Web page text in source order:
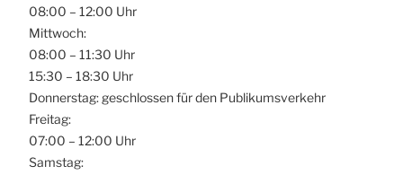
08:00 – 12:00 Uhr
Mittwoch:
08:00 – 11:30 Uhr
15:30 – 18:30 Uhr
Donnerstag: geschlossen für den Publikumsverkehr
Freitag:
07:00 – 12:00 Uhr
Samstag: